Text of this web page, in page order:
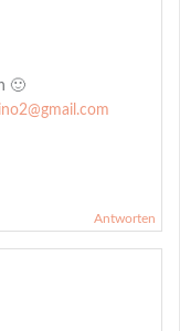
🙂
Antworten